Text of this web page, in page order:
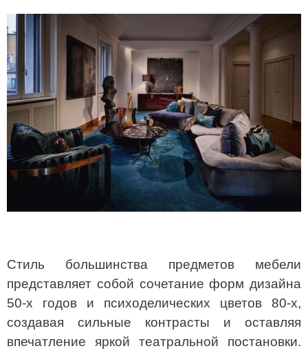
Стиль большинства предметов мебели
представляет собой сочетание форм дизайна
50-х годов и психоделических цветов 80-х,
создавая сильные контрасты и оставляя
впечатление яркой театральной постановки.